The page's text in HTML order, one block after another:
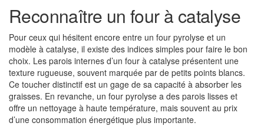
Reconnaître un four à catalyse
Pour ceux qui hésitent encore entre un four pyrolyse et un
modèle à catalyse, il existe des indices simples pour faire le bon
choix. Les parois internes d’un four à catalyse présentent une
texture rugueuse, souvent marquée par de petits points blancs.
Ce toucher distinctif est un gage de sa capacité à absorber les
graisses. En revanche, un four pyrolyse a des parois lisses et
offre un nettoyage à haute température, mais souvent au prix
d’une consommation énergétique plus importante.